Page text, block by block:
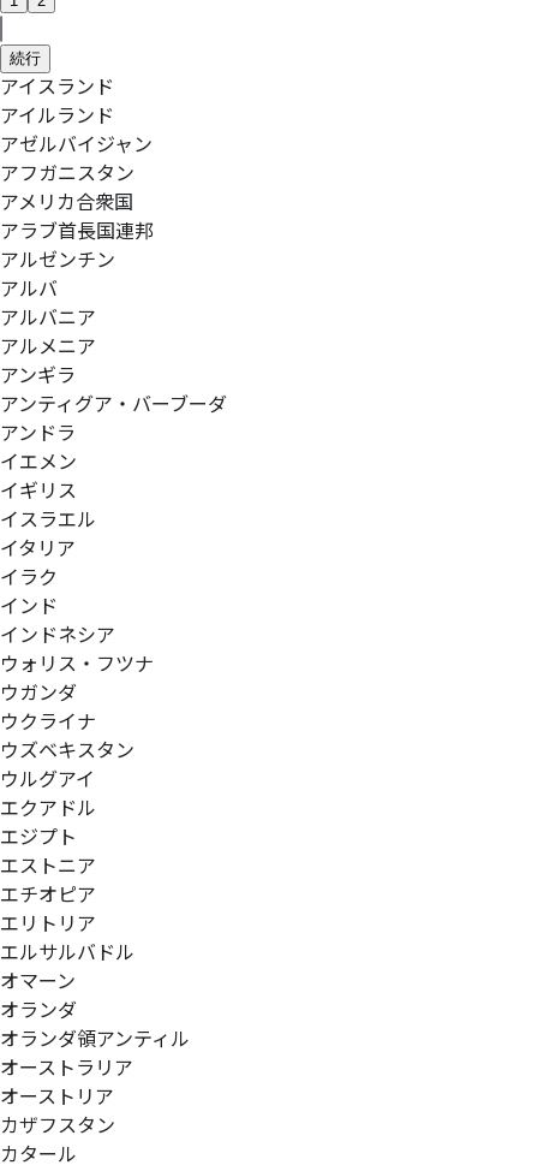
続行
アイスランド
アイルランド
アゼルバイジャン
アフガニスタン
アメリカ合衆国
アラブ首長国連邦
アルゼンチン
アルバ
アルバニア
アルメニア
アンギラ
アンティグア・バーブーダ
アンドラ
イエメン
イギリス
イスラエル
イタリア
イラク
インド
インドネシア
ウォリス・フツナ
ウガンダ
ウクライナ
ウズベキスタン
ウルグアイ
エクアドル
エジプト
エストニア
エチオピア
エリトリア
エルサルバドル
オマーン
オランダ
オランダ領アンティル
オーストラリア
オーストリア
カザフスタン
カタール